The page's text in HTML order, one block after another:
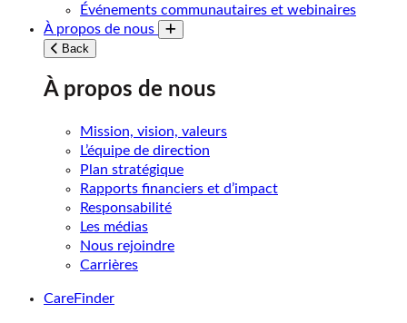
Événements communautaires et webinaires
À propos de nous
Toggle submenu
Back
À propos de nous
Mission, vision, valeurs
L’équipe de direction
Plan stratégique
Rapports financiers et d’impact
Responsabilité
Les médias
Nous rejoindre
Carrières
CareFinder